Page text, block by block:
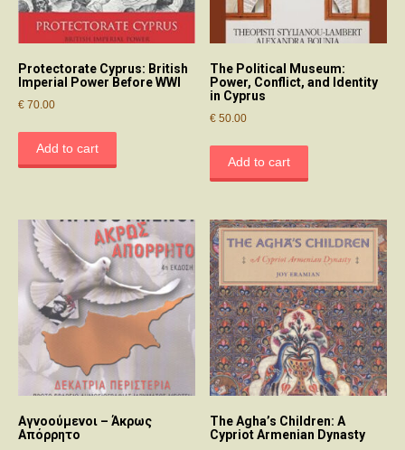
Protectorate Cyprus: British
Imperial Power Before WWI
€ 70.00
Add to cart
The Political Museum:
Power, Conflict, and Identity
in Cyprus
€ 50.00
Add to cart
Αγνοούμενοι – Άκρως
Απόρρητο
The Agha’s Children: A
Cypriot Armenian Dynasty